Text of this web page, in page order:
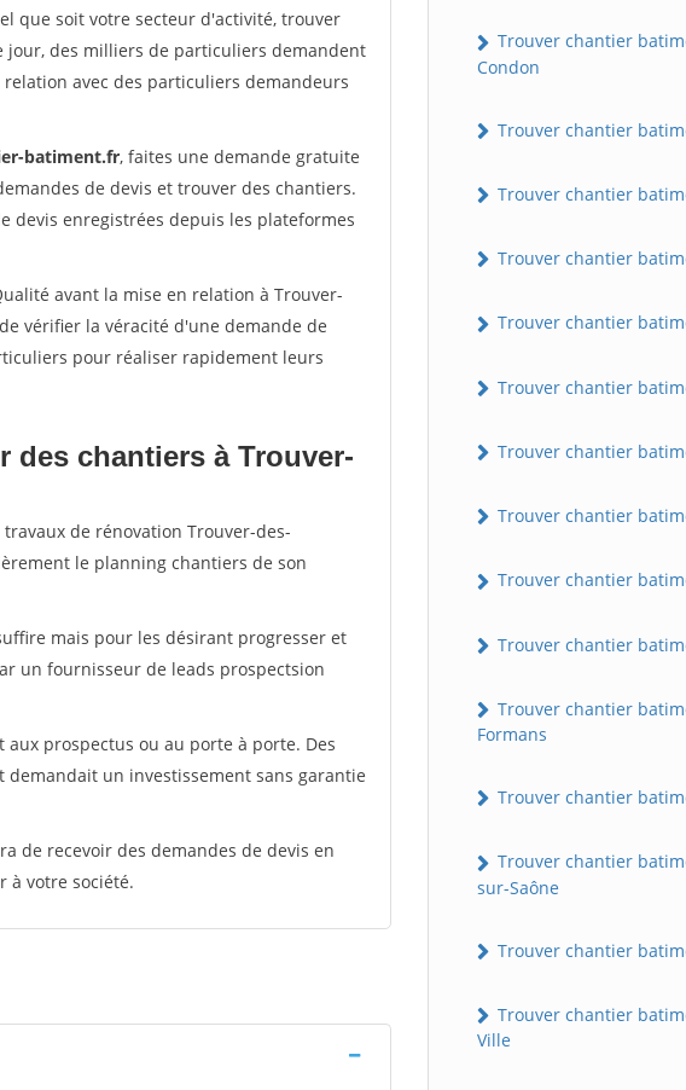
que soit votre secteur d'activité, trouver
jour, des milliers de particuliers demandent
avec des particuliers demandeurs
batiment.fr, faites une demande gratuite
de devis et trouver des chantiers.
devis enregistrées depuis les plateformes
avant la mise en relation à Trouver-
vérifier la véracité d'une demande de
pour réaliser rapidement leurs
des chantiers à Trouver-
de rénovation Trouver-des-
le planning chantiers de son
mais pour les désirant progresser et
un fournisseur de leads prospectsion
prospectus ou au porte à porte. Des
un investissement sans garantie
de recevoir des demandes de devis en
à votre société.
Trouver chantier
Condon
Trouver chantier
Trouver chantier
Trouver chantier
Trouver chantier
Trouver chantier
Trouver chantier
Trouver chantier
Trouver chantier
Trouver chantier
Trouver chantier
Formans
Trouver chantier
Trouver chantier
sur-Saône
Trouver chantier
Trouver chantier
Ville